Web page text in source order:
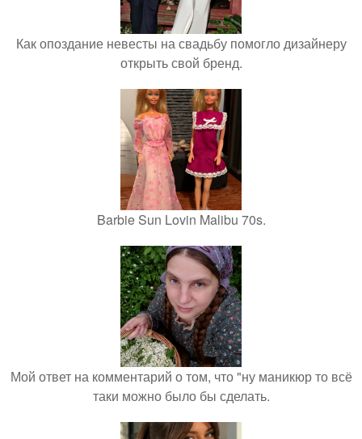
Как опоздание невесты на свадьбу помогло дизайнеру
открыть свой бренд.
Barbie Sun Lovin Malibu 70s.
Мой ответ на комментарий о том, что "ну маникюр то всё
таки можно было бы сделать.